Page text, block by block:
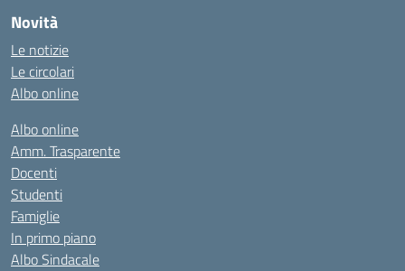
Novità
Le notizie
Le circolari
Albo online
Albo online
Amm. Trasparente
Docenti
Studenti
Famiglie
In primo piano
Albo Sindacale